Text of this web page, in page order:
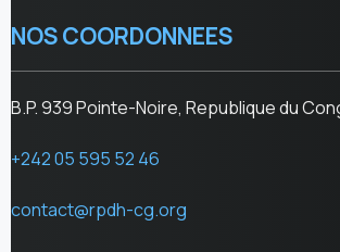
NOS COORDONNEES
B.P. 939 Pointe-Noire, Republique du
+242 05 595 52 46
contact@rpdh-cg.org